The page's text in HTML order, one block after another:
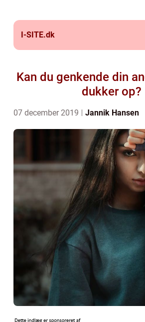
I-SITE.dk
Kan du genkende din
dukker op?
07 december 2019 Jannik Hansen